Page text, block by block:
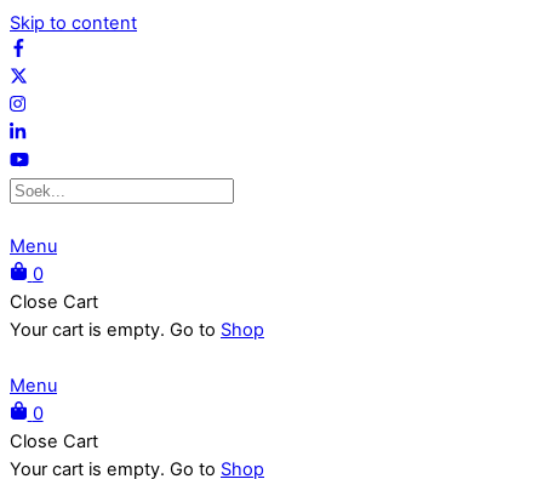
Skip to content
Menu
0
Close Cart
Your cart is empty. Go to Shop
Menu
0
Close Cart
Your cart is empty. Go to Shop